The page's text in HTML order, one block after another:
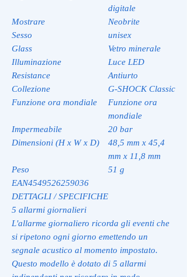
digitale
Mostrare
Neobrite
Sesso
unisex
Glass
Vetro minerale
Illuminazione
Luce LED
Resistance
Antiurto
Collezione
G-SHOCK Classic
Funzione ora mondiale
Funzione ora
mondiale
Impermeabile
20 bar
Dimensioni (H x W x D)
48,5 mm x 45,4
mm x 11,8 mm
Peso
51 g
EAN4549526259036
DETTAGLI / SPECIFICHE
5 allarmi giornalieri
L'allarme giornaliero ricorda gli eventi che
si ripetono ogni giorno emettendo un
segnale acustico al momento impostato.
Questo modello è dotato di 5 allarmi